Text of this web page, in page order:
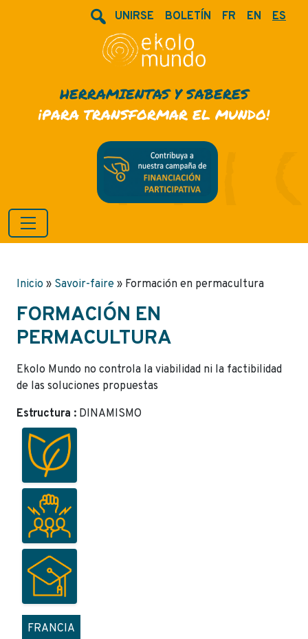
UNIRSE BOLETÍN FR EN ES
HERRAMIENTAS Y SABERES
¡PARA TRANSFORMAR EL MUNDO!
Inicio » Savoir-faire » Formación en permacultura
FORMACIÓN EN
PERMACULTURA
Ekolo Mundo no controla la viabilidad ni la factibilidad
de las soluciones propuestas
Estructura : DINAMISMO
FRANCIA